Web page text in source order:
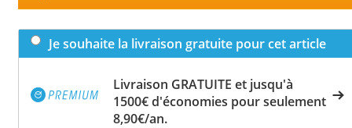
Je souhaite la livraison gratuite pour cet article
Livraison GRATUITE et jusqu'à
1500€ d'économies pour seulement
8,90€/an.